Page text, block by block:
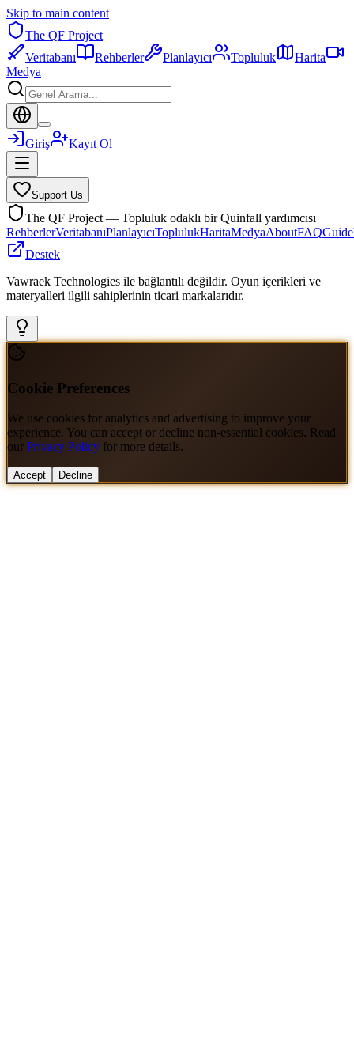
Skip to main content
The QF Project
Veritabanı
Rehberler Planlayıcı Topluluk
Harita
Medya
Giriş Kayıt Ol
Support Us
The QF Project — Topluluk odaklı bir Quinfall yardımcısı
RehberlerVeritabanıPlanlayıcıToplulukHaritaMedyaAboutFAQ
Destek
Vawraek Technologies ile bağlantılı değildir. Oyun içerikleri ve
materyalleri ilgili sahiplerinin ticari markalarıdır.
Cookie Preferences
We use cookies for analytics and advertising to improve your
experience. You can accept or decline non-essential cookies. Read
our Privacy Policy for more details.
Accept Decline